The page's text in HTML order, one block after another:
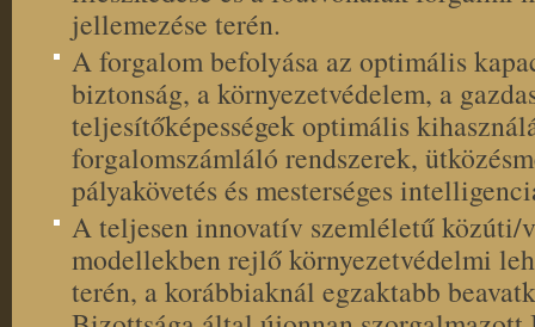
jellemezése terén.
A forgalom befolyása az optimális
biztonság, a környezetvédelem, a
teljesítőképességek optimális
forgalomszámláló rendszerek,
pályakövetés és mesterséges
A teljesen innovatív szemléletű közúti/
modellekben rejlő környezetvédelmi
terén, a korábbiaknál egzaktabb